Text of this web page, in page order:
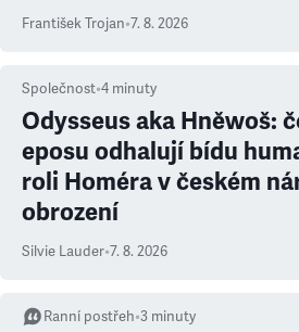
František Trojan•7. 8. 2026
Společnost•4 minuty
Odysseus aka Hněwoš:
eposu odhalují bídu
roli Homéra v českém
obrození
Silvie Lauder•7. 8. 2026
Ranní postřeh•3 minuty